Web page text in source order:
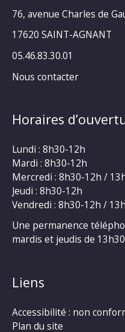
76, avenue Charles de
17620 SAINT-AGNANT
05.46.83.30.01
Nous contacter
Horaires
Lundi : 8h30-12h
Mardi : 8h30-12h
Mercredi : 8h30-12h /
Jeudi : 8h30-12h
Vendredi : 8h30-12h /
Une permanence
mardis et jeudis de
Liens
Accessibilité : non
Plan du site